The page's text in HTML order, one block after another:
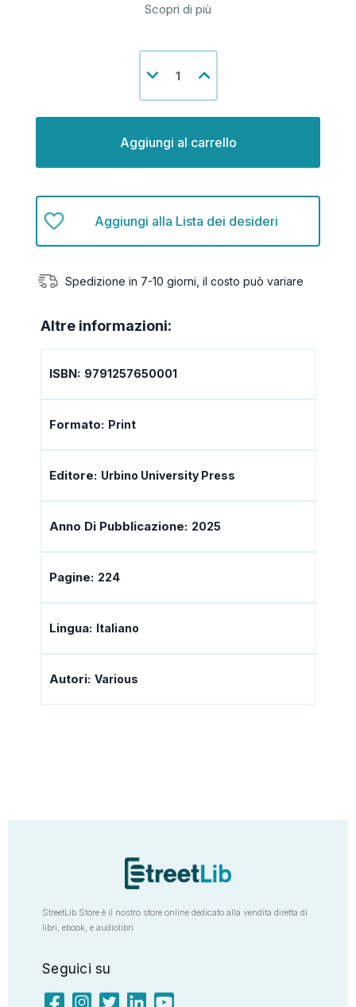
Scopri di più
Diminuisci
la
di
Aumenta
la
di
Aggiungi alla Lista dei desideri
Spedizione in 7-10 giorni, il costo può variare
Altre informazioni:
ISBN: 9791257650001
Formato: Print
Editore: Urbino University Press
Anno Di Pubblicazione: 2025
Pagine: 224
Lingua: Italiano
Autori: Various
StreetLib Store è il nostro store online dedicato alla vendita diretta di
libri, ebook, e audiolibri
Seguici su